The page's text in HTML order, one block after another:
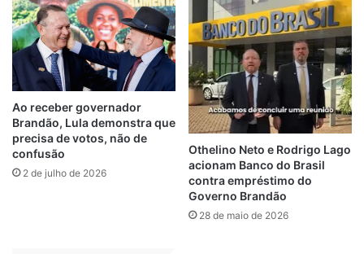
qualidade — comparando o asfalto com um
“sonrisal”, que se dissolve com pouca água.
Fernando Braide também não poupou
críticas: “A estrada que foi inaugurada em
dezembro do ano passado com muita festa,
boi no rolete, propaganda e distribuição de
camisas, está aqui, em ruínas. Essa é a
realidade que o governador Brandão não
quer que você veja”, enfatizou.
Ao receber governador
Brandão, Lula demonstra que
precisa de votos, não de
confusão
2 de julho de 2026
Othelino Neto e Rodrigo Lago
acionam Banco do Brasil
contra empréstimo do
Governo Brandão
28 de maio de 2026